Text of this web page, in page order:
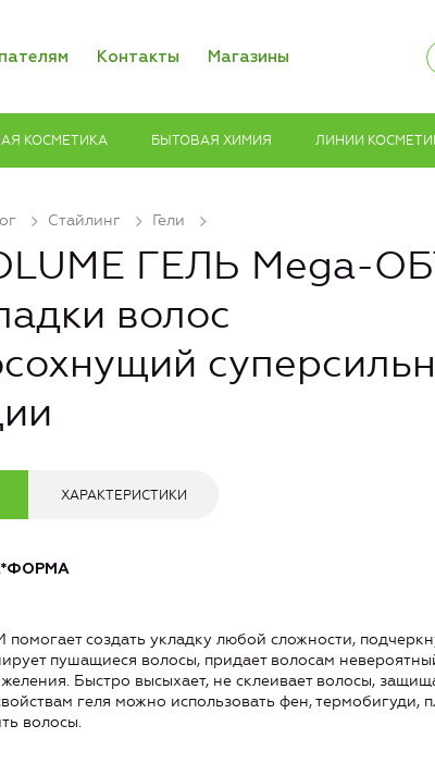
Контакты Магазины
КОСМЕТИКА БЫТОВАЯ ХИМИЯ ЛИНИИ
Стайлинг Гели
ГЕЛЬ Mega-
волос
ХАРАКТЕРИСТИКИ
создать укладку любой сложности,
пушащиеся волосы, придает волосам
Быстро высыхает, не склеивает волосы,
геля можно использовать фен, термобигуди,
волосы.